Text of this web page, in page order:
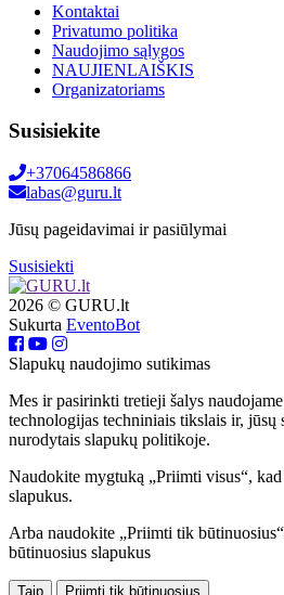
Kontaktai
Privatumo politika
Naudojimo sąlygos
NAUJIENLAIŠKIS
Organizatoriams
Susisiekite
+37064586866
labas@guru.lt
Jūsų pageidavimai ir pasiūlymai
Susisiekti
2026 © GURU.lt
Sukurta EventoBot
Slapukų naudojimo sutikimas
Mes ir pasirinkti tretieji šalys
technologijas techniniais tikslais ir,
nurodytais slapukų politikoje.
Naudokite mygtuką „Priimti visus“,
slapukus.
Arba naudokite „Priimti tik
būtinuosius slapukus
Taip Priimti tik būtinuosius